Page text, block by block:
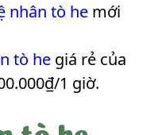
nhân tò he mới
tò he giá rẻ của
1 giờ.
tò he